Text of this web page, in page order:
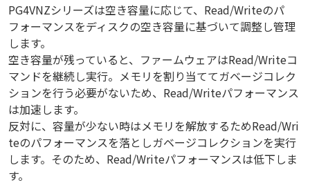
PG4VNZシリーズは空き容量に応じて、Read/Writeのパ
フォーマンスをディスクの空き容量に基づいて調整し管理
します。
空き容量が残っていると、ファームウェアはRead/Writeコ
マンドを継続し実行。メモリを割り当ててガベージコレク
ションを行う必要がないため、Read/Writeパフォーマンス
は加速します。
反対に、容量が少ない時はメモリを解放するためRead/Wri
teのパフォーマンスを落としガベージコレクションを実行
します。そのため、Read/Writeパフォーマンスは低下しま
す。